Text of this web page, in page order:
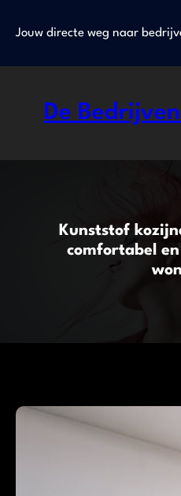
naarJouw directe weg naar
De
Kunststof
comfortabel